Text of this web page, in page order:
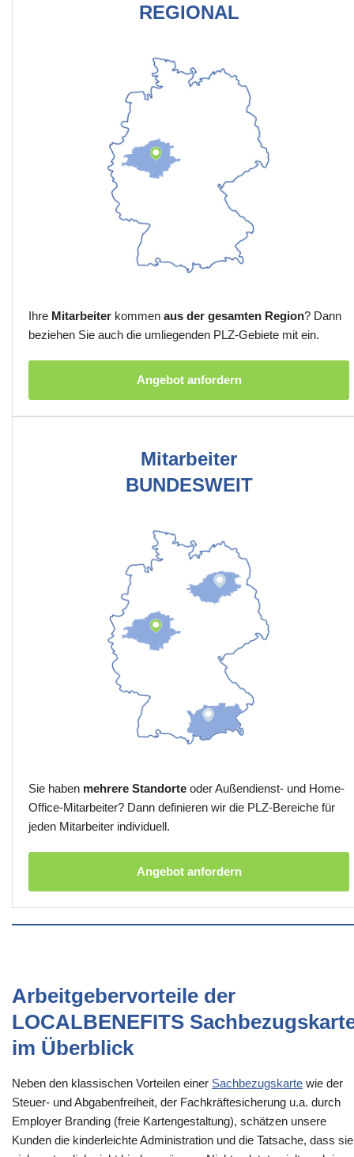
REGIONAL
Ihre Mitarbeiter kommen aus der gesamten Region? Dann
beziehen Sie auch die umliegenden PLZ-Gebiete mit ein.
Angebot anfordern
Mitarbeiter
BUNDESWEIT
Sie haben mehrere Standorte oder Außendienst- und Home-
Office-Mitarbeiter? Dann definieren wir die PLZ-Bereiche für
jeden Mitarbeiter individuell.
Angebot anfordern
Arbeitgebervorteile der
LOCALBENEFITS
im Überblick
Neben den klassischen Vorteilen einer Sachbezugskarte wie der
Steuer- und Abgabenfreiheit, der Fachkräftesicherung u.a. durch
Employer Branding (freie Kartengestaltung), schätzen unsere
Kunden die kinderleichte Administration und die Tatsache, dass sie